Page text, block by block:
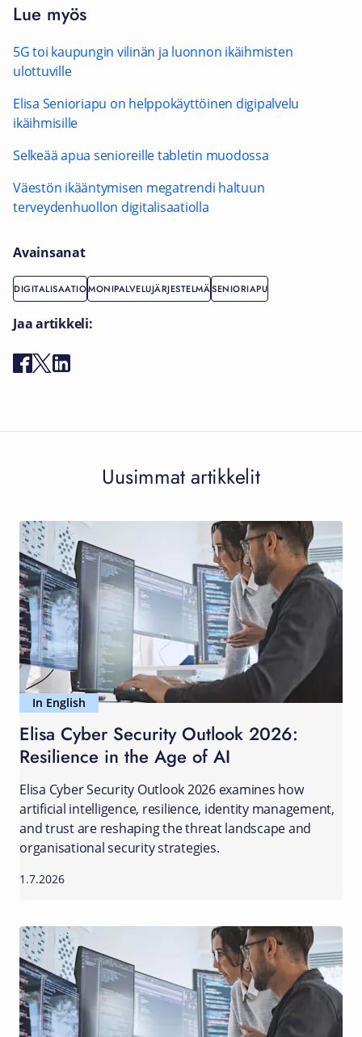
Lue myös
5G toi kaupungin vilinän ja luonnon ikäihmisten
ulottuville
Elisa Senioriapu on helppokäyttöinen digipalvelu
ikäihmisille
Selkeää apua senioreille tabletin muodossa
Väestön ikääntymisen megatrendi haltuun
terveydenhuollon digitalisaatiolla
Avainsanat
DIGITALISAATIOMONIPALVELUJÄRJESTELMÄSENIORIAPU
Jaa artikkeli:
Uusimmat artikkelit
In English
Elisa Cyber Security Outlook 2026:
Resilience in the Age of AI
Elisa Cyber Security Outlook 2026 examines how
artificial intelligence, resilience, identity management,
and trust are reshaping the threat landscape and
organisational security strategies.
1.7.2026